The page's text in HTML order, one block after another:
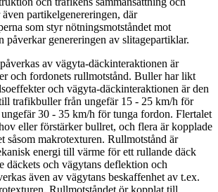
partikelgenereringen, där
som styr nötningsmotståndet mot
påverkar genereringen av slitagepartiklar.
av vägyta-däckinteraktionen är
och fordonets rullmotstånd. Buller har likt
och vägyta-däckinteraktionen är den
trafikbuller från ungefär 15 - 25 km/h för
30 - 35 km/h för tunga fordon. Flertalet
eller förstärker bullret, och flera är kopplade
såsom makrotexturen. Rullmotstånd är
energi till värme för ett rullande däck
däckets och vägytans deflektion och
även av vägytans beskaffenhet av t.ex.
Rullmotståndet ör kopplat till